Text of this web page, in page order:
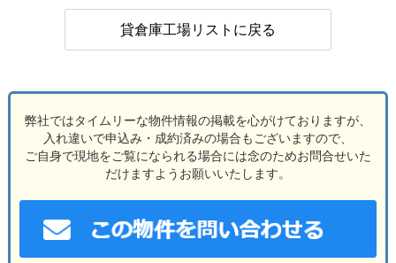
貸倉庫工場リストに戻る
弊社ではタイムリーな物件情報の掲載を心がけておりますが、
入れ違いで申込み・成約済みの場合もございますので、
ご自身で現地をご覧になられる場合には念のためお問合せいた
だけますようお願いいたします。